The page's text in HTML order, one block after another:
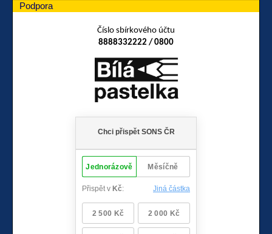
Podpora
Číslo sbírkového účtu
8888332222 / 0800